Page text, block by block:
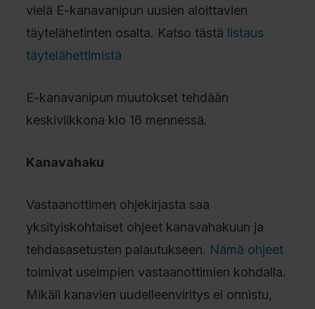
vielä E-kanavanipun uusien aloittavien
täytelähetinten osalta. Katso tästä listaus
täytelähettimistä
E-kanavanipun muutokset tehdään
keskiviikkona klo 16 mennessä.
Kanavahaku
Vastaanottimen ohjekirjasta saa
yksityiskohtaiset ohjeet kanavahakuun ja
tehdasasetusten palautukseen. Nämä ohjeet
toimivat useimpien vastaanottimien kohdalla.
Mikäli kanavien uudelleenviritys ei onnistu,